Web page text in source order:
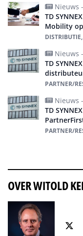
Nieuws -
TD
Mobility
Nieuws -
TD
PARTNER/
Nieuws -
TD
PARTNER/
OVER WITOLD